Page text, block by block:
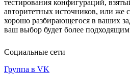
тестирования конфигураций,
авторитетных источников, или же
хорошо разбирающегося в ваших
ваш выбор будет более
Социальные сети
Группа в VK